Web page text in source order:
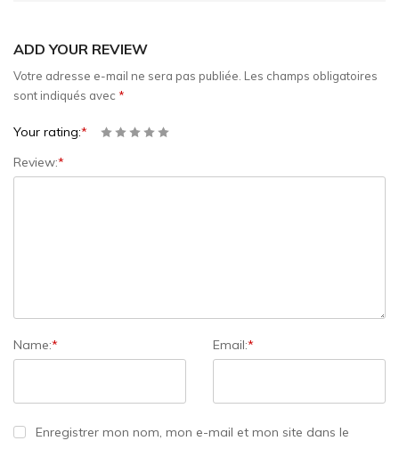
ADD YOUR REVIEW
Votre adresse e-mail ne sera pas publiée. Les champs obligatoires
sont indiqués avec *
Your rating:*
Review:*
Name:* Email:*
Enregistrer mon nom, mon e-mail et mon site dans le